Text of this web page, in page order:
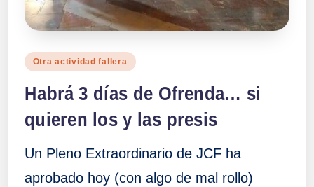
Publicado
Otra actividad fallera
Habrá 3 días de Ofrenda… si
quieren los y las presis
Un Pleno Extraordinario de JCF ha
aprobado hoy (con algo de mal rollo)